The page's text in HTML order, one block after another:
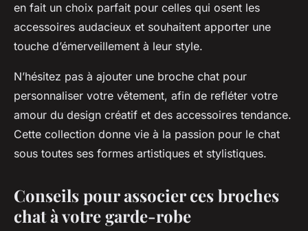
en fait un choix parfait pour celles qui osent les
accessoires audacieux et souhaitent apporter une
touche d’émerveillement à leur style.
N’hésitez pas à ajouter une broche chat pour
personnaliser votre vêtement, afin de refléter votre
amour du design créatif et des accessoires tendance.
Cette collection donne vie à la passion pour le chat
sous toutes ses formes artistiques et stylistiques.
Conseils pour associer ces broches
chat à votre garde-robe